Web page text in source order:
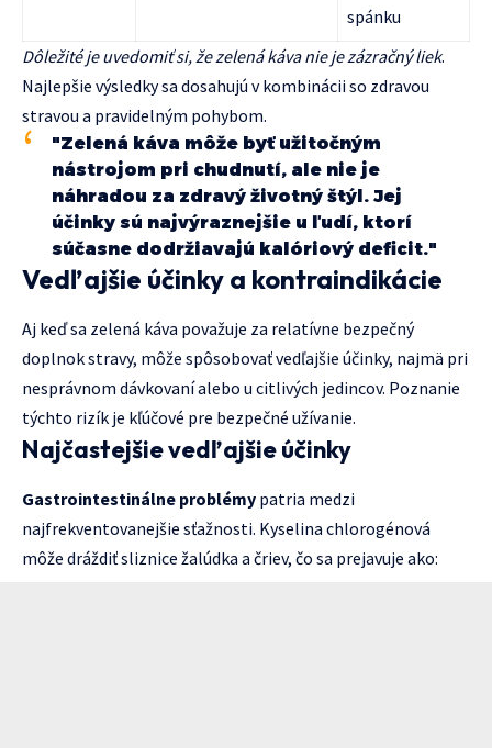
spánku
Dôležité je uvedomiť si, že zelená káva nie je zázračný liek.
Najlepšie výsledky sa dosahujú v kombinácii so zdravou
stravou a pravidelným pohybom.
"Zelená káva môže byť užitočným
nástrojom pri chudnutí, ale nie je
náhradou za zdravý životný štýl. Jej
účinky sú najvýraznejšie u ľudí, ktorí
súčasne dodržiavajú kalóriový deficit."
Vedľajšie účinky a kontraindikácie
Aj keď sa zelená káva považuje za relatívne bezpečný
doplnok stravy, môže spôsobovať vedľajšie účinky, najmä pri
nesprávnom dávkovaní alebo u citlivých jedincov. Poznanie
týchto rizík je kľúčové pre bezpečné užívanie.
Najčastejšie vedľajšie účinky
Gastrointestinálne problémy patria medzi
najfrekventovanejšie sťažnosti. Kyselina chlorogénová
môže dráždiť sliznice žalúdka a čriev, čo sa prejavuje ako: